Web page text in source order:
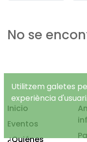
No se
Inicio
Eventos
¿Quiénes
Utilitzem galetes
experiència d'usuari.